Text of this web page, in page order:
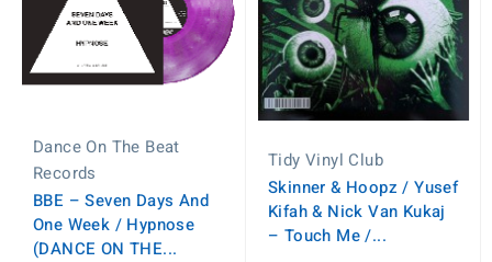
Dance On The Beat
Records
BBE – Seven Days And
One Week / Hypnose
(DANCE ON THE...
Tidy Vinyl Club
Skinner & Hoopz / Yusef
Kifah & Nick Van Kukaj
– Touch Me /...